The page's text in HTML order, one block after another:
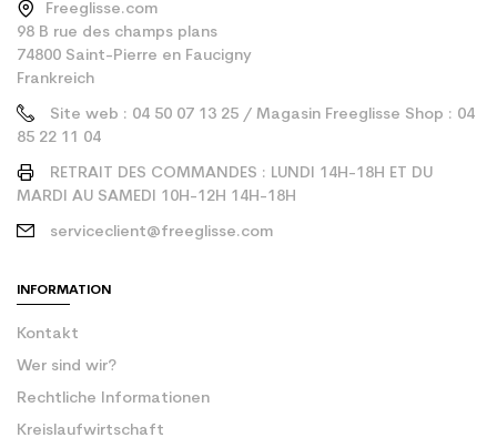
Freeglisse.com
98 B rue des champs plans
74800 Saint-Pierre en Faucigny
Frankreich
Site web : 04 50 07 13 25 / Magasin Freeglisse Shop : 04
85 22 11 04
RETRAIT DES COMMANDES : LUNDI 14H-18H ET DU
MARDI AU SAMEDI 10H-12H 14H-18H
serviceclient@freeglisse.com
INFORMATION
Kontakt
Wer sind wir?
Rechtliche Informationen
Kreislaufwirtschaft